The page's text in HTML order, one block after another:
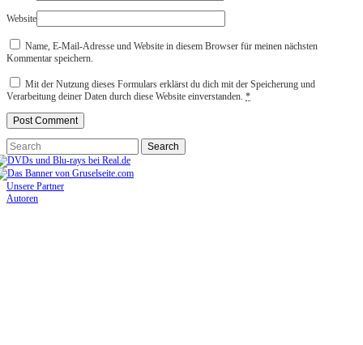
Website
Name, E-Mail-Adresse und Website in diesem Browser für meinen nächsten
Kommentar speichern.
Mit der Nutzung dieses Formulars erklärst du dich mit der Speicherung und
Verarbeitung deiner Daten durch diese Website einverstanden. *
Unsere Partner
Autoren